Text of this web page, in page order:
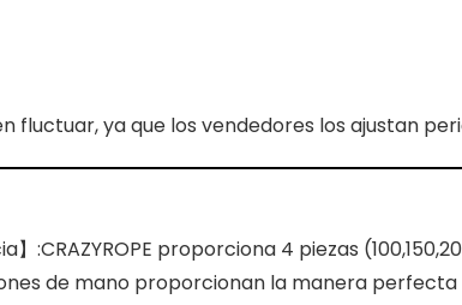
fluctuar, ya que los vendedores los ajustan
】:CRAZYROPE proporciona 4 piezas
de mano proporcionan la manera